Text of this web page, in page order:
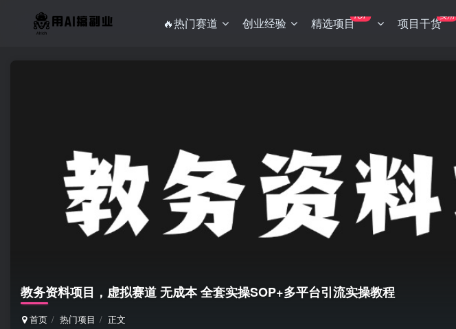
🔥热门赛道 创业经验 精选项目TOP 项目干货实用
教务资料项目，虚拟赛道 无成本 全套实操SOP+多平台引流实操教程
首页 热门项目 正文